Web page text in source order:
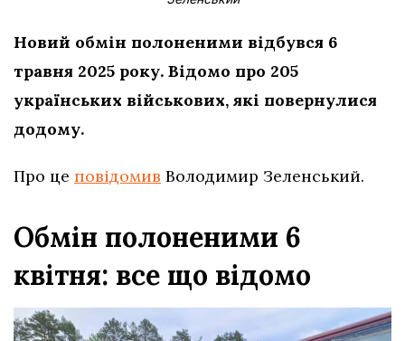
Новий обмін полоненими відбувся 6
травня 2025 року. Відомо про 205
українських військових, які повернулися
додому.
Про це повідомив Володимир Зеленський.
Обмін полоненими 6
квітня: все що відомо